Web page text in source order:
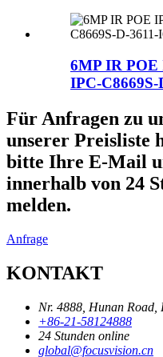
6MP IR POE
IPC-C8669S-
Für Anfragen zu
unserer Preisliste
bitte Ihre E-Mail
innerhalb von 24
melden.
Anfrage
KONTAKT
Nr. 4888, Hunan
+86-21-58124888
24 Stunden online
global@focusvision.cn